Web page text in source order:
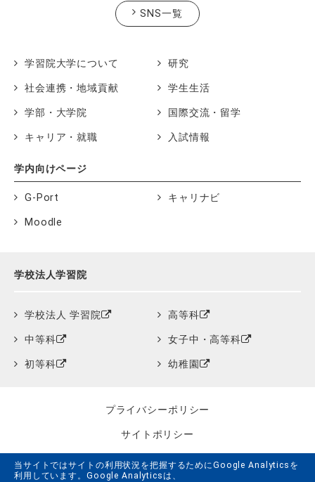
当サイトではサイトの利用状況を把握するためにGoogle Analyticsを
利用しています。Google Analyticsは、
SNS一覧
学習院大学について 研究
社会連携・地域貢献 学生生活
学部・大学院 国際交流・留学
キャリア・就職 入試情報
学内向けページ
G-Port キャリナビ
Moodle
学校法人学習院
学校法人 学習院 高等科
中等科 女子中・高等科
初等科 幼稚園
プライバシーポリシー
サイトポリシー
クッキーポリシー